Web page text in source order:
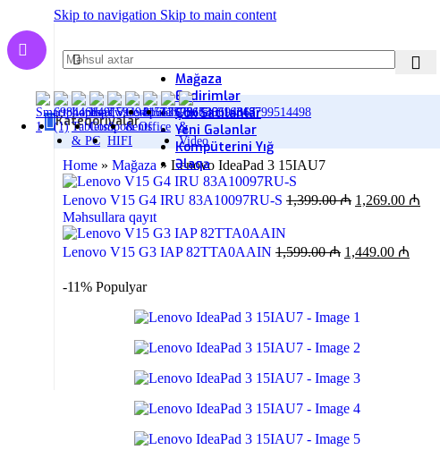
Skip to navigation Skip to main content
Kateqoriyalar
Mağaza
Endirimlər
Çox Satılanlar
Yeni Gələnlər
Kompüterini Yığ
Əlaqə
Home » Mağaza » Lenovo IdeaPad 3 15IAU7
Lenovo V15 G4 IRU 83A10097RU-S 1,399.00₼ 1,269.00 ₼
Məhsullara qayıt
Lenovo V15 G3 IAP 82TTA0AAIN 1,599.00₼ 1,449.00 ₼
-11% Populyar